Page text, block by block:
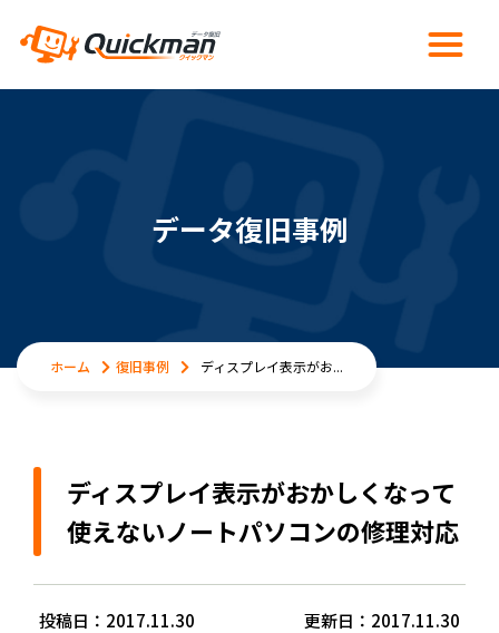
データ復旧事例
ホーム 復旧事例 ディスプレイ表示がお...
ディスプレイ表示がおかしくなって
使えないノートパソコンの修理対応
投稿日：2017.11.30 更新日：2017.11.30